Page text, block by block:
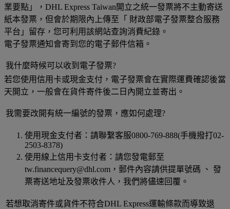
業要點」，DHL Express Taiwan開立之統一發票將不主動寄送
紙本發票，但會於期限內上傳至「 財政部電子發票整合服務
平台」留存，您可利用該網站查詢消費紀錄。
電子發票通知會寄到您的電子郵件信箱。
我什麼時候可以收到電子發票?
若您使用信用卡或現金支付，電子發票會在實際運費確認後當
天開立，一般會在貨件寄件後二日內開立並寄出。
我需要改開有統一編號的發票，應如何處理?
使用現金支付者：請聯繫客服0800-769-888(手機撥打02-
2503-8378)
使用線上信用卡支付者：請您發電郵至
tw.financequery@dhl.com，郵件內容請供提單號碼 、 發
票寄送地址及發票收件人，我們將儘速回覆。
若想取消寄件或貨件不符合DHL Express運輸條款而導致退